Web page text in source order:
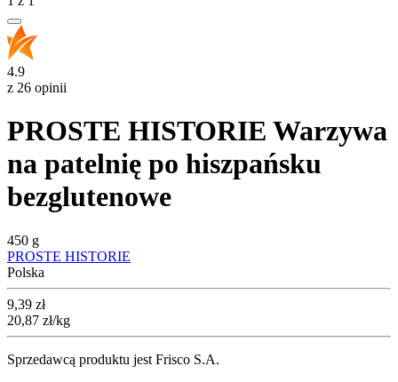
4.9
z 26 opinii
PROSTE HISTORIE Warzywa
na patelnię po hiszpańsku
bezglutenowe
450 g
PROSTE HISTORIE
Polska
Cena
9,39 zł
20,87 zł/kg
Sprzedawcą produktu jest Frisco S.A.